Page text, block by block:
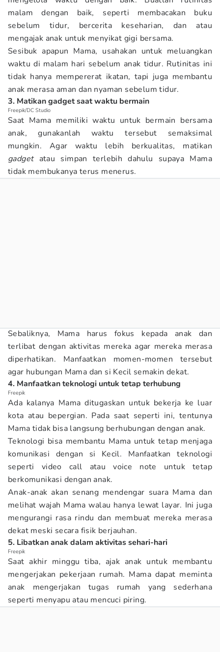
malam dengan baik, seperti membacakan buku
sebelum tidur, bercerita keseharian, dan atau
mengajak anak untuk menyikat gigi bersama.
Sesibuk apapun Mama, usahakan untuk meluangkan
waktu di malam hari sebelum anak tidur. Rutinitas ini
tidak hanya mempererat ikatan, tapi juga membantu
anak merasa aman dan nyaman sebelum tidur.
3. Matikan gadget saat waktu bermain
Freepik/DC Studio
Saat Mama memiliki waktu untuk bermain bersama
anak, gunakanlah waktu tersebut semaksimal
mungkin. Agar waktu lebih berkualitas, matikan
gadgetatau simpan terlebih dahulu supaya Mama
tidak membukanya terus menerus.
Sebaliknya, Mama harus fokus kepada anak dan
terlibat dengan aktivitas mereka agar mereka merasa
diperhatikan. Manfaatkan momen-momen tersebut
agar hubungan Mama dan si Kecil semakin dekat.
4. Manfaatkan teknologi untuk tetap terhubung
Freepik
Ada kalanya Mama ditugaskan untuk bekerja ke luar
kota atau bepergian. Pada saat seperti ini, tentunya
Mama tidak bisa langsung berhubungan dengan anak.
Teknologi bisa membantu Mama untuk tetap menjaga
komunikasi dengan si Kecil. Manfaatkan teknologi
seperti video call atau voice note untuk tetap
berkomunikasi dengan anak.
Anak-anak akan senang mendengar suara Mama dan
melihat wajah Mama walau hanya lewat layar. Ini juga
mengurangi rasa rindu dan membuat mereka merasa
dekat meski secara fisik berjauhan.
5. Libatkan anak dalam aktivitas sehari-hari
Freepik
Saat akhir minggu tiba, ajak anak untuk membantu
mengerjakan pekerjaan rumah. Mama dapat meminta
anak mengerjakan tugas rumah yang sederhana
seperti menyapu atau mencuci piring.